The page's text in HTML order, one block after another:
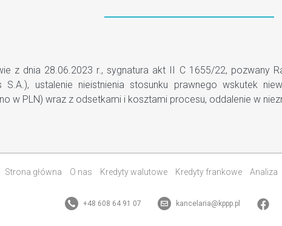
z dnia 28.06.2023 r., sygnatura akt II C 1655/22, pozwany
S.A.), ustalenie nieistnienia stosunku prawnego wskutek
w PLN) wraz z odsetkami i kosztami procesu, oddalenie w
Strona główna O nas Kredyty walutowe Kredyty frankowe Analiza
+48 608 64 91 07 kancelaria@kppp.pl